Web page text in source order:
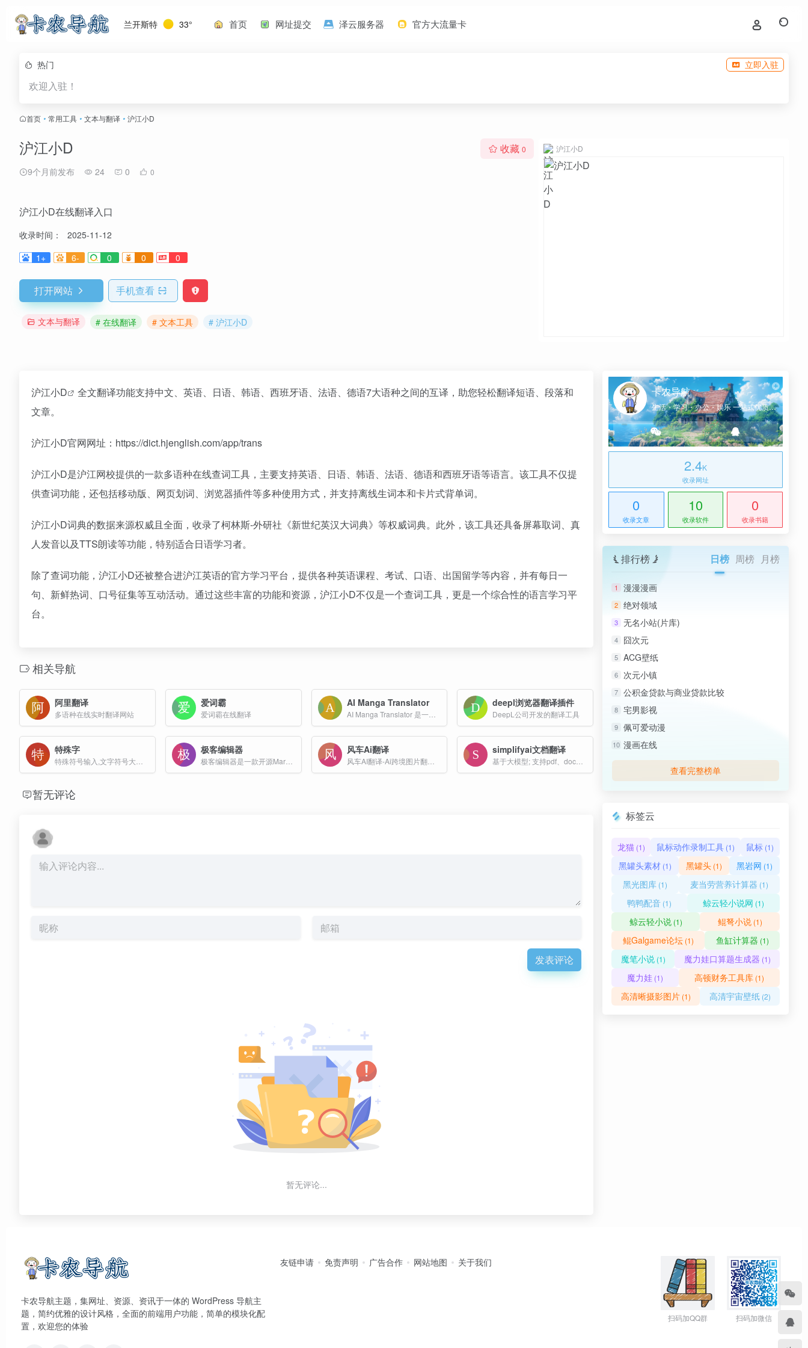
兰开斯特 33° 首页 网址提交 泽云服务器 官方大流量卡
热门 立即入驻
欢迎入驻！
首页 • 常用工具 • 文本与翻译 • 沪江小D
沪江小D
9个月前发布 24 0 0
收藏 0
沪江小D在线翻译入口
收录时间：
2025-11-12
1+
6- 0 0 0
打开网站 手机查看
文本与翻译 # 在线翻译 # 文本工具 # 沪江小D
沪江小D
沪江小D
全文翻译功能支持中文、英语、日语、韩语、西班牙语、法语、德语7大语种之间的互译，助您轻松翻译短语、段落和
文章。
沪江小D官网网址：https://dict.hjenglish.com/app/trans
沪江小D是沪江网校提供的一款多语种在线查词工具，主要支持英语、日语、韩语、法语、德语和西班牙语等语言。该工具不仅提
供查词功能，还包括移动版、网页划词、浏览器插件等多种使用方式，并支持离线生词本和卡片式背单词。
沪江小D词典的数据来源权威且全面，收录了柯林斯-外研社《新世纪英汉大词典》等权威词典。此外，该工具还具备屏幕取词、真
人发音以及TTS朗读等功能，特别适合日语学习者。
除了查词功能，沪江小D还被整合进沪江英语的官方学习平台，提供各种英语课程、考试、口语、出国留学等内容，并有每日一
句、新鲜热词、口号征集等互动活动。通过这些丰富的功能和资源，沪江小D不仅是一个查词工具，更是一个综合性的语言学习平
台。
相关导航
阿里翻译
多语种在线实时翻译网站
爱词霸
爱词霸在线翻译
AI Manga Translator
AI Manga Translator 是一款基于人工智能技术的在线漫画翻译工具，旨在帮助用户轻松将漫画中的文字翻译成多种语言，同时保持原始图像的完整性和艺术风格。
deepl浏览器翻译插件
DeepL公司开发的翻译工具
特殊字 极客编辑器
极客编辑器是一款开源Markdown在线编辑器,沉浸式写作排版，支持所见即所得（WYSIWYG）的沉浸式写作体验，适用于技术写作者、知识创作者以及自媒体从业者等用户群体。
风车Ai翻译
风车AI翻译-Ai跨境图片翻译工具,视频翻译，外贸电商抠图，局部翻译及二次精修
simplifyai文档翻译
暂无评论
发表评论
暂无评论...
卡农导航
生活・学习・办公・娱乐 一站式优质网址导航
2.4K
收录网址
0
收录文章
10
收录软件
0
收录书籍
排行榜 日榜 周榜 月榜
1 漫漫漫画
2 绝对领域
3 无名小站(片库)
4 囧次元
5 ACG壁纸
6 次元小镇
7 公积金贷款与商业贷款比较
8 宅男影视
9 佩可爱动漫
10 漫画在线
查看完整榜单
标签云
龙猫(1) 鼠标动作录制工具(1) 鼠标 (1)
黑罐头素材 (1) 黑罐头 (1) 黑岩网 (1)
黑光图库 (1) 麦当劳营养计算器 (1)
鸭鸭配音 (1) 鲸云轻小说网 (1)
鲸云轻小说(1) 鲲弩小说(1)
鲲Galgame论坛(1) 鱼缸计算器 (1)
魔笔小说(1) 魔力娃口算题生成器 (1)
魔力娃 (1) 高顿财务工具库 (1)
高清晰摄影图片(1) 高清宇宙壁纸(2)
卡农导航主题，集网址、资源、资讯于一体的 WordPress 导航主
题，简约优雅的设计风格，全面的前端用户功能，简单的模块化配
置，欢迎您的体验
友链申请 免责声明 广告合作 网站地图 关于我们
扫码加QQ群 扫码加微信